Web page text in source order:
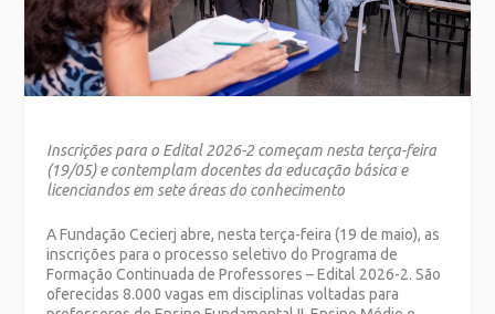
Inscrições para o Edital 2026-2 começam nesta terça-feira
(19/05) e contemplam docentes da educação básica e
licenciandos em sete áreas do conhecimento
A Fundação Cecierj abre, nesta terça-feira (19 de maio), as
inscrições para o processo seletivo do Programa de
Formação Continuada de Professores – Edital 2026-2. São
oferecidas 8.000 vagas em disciplinas voltadas para